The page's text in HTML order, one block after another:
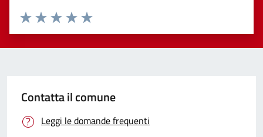
Valuta 5 stelle su 5
Valuta 4 stelle su 5
Valuta 3 stelle su 5
Valuta 2 stelle su 5
Valuta 1 stelle su 5
Contatta il comune
Leggi le domande frequenti